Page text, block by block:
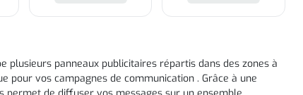
plusieurs panneaux publicitaires répartis dans des zones à
vos campagnes de communication . Grâce à une